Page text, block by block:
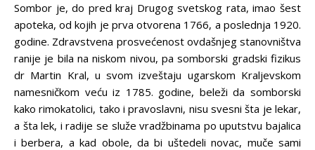
Sombor je, do pred kraj Drugog svetskog rata, imao šest
apoteka, od kojih je prva otvorena 1766, a poslednja 1920.
godine. Zdravstvena prosvećenost ovdašnjeg stanovništva
ranije je bila na niskom nivou, pa somborski gradski fizikus
dr Martin Kral, u svom izveštaju ugarskom Kraljevskom
namesničkom veću iz 1785. godine, beleži da somborski
kako rimokatolici, tako i pravoslavni, nisu svesni šta je lekar,
a šta lek, i radije se služe vradžbinama po uputstvu bajalica
i berbera, a kad obole, da bi uštedeli novac, muče sami